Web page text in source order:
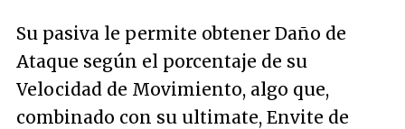
Su pasiva le permite obtener Daño de
Ataque según el porcentaje de su
Velocidad de Movimiento, algo que,
combinado con su ultimate, Envite de